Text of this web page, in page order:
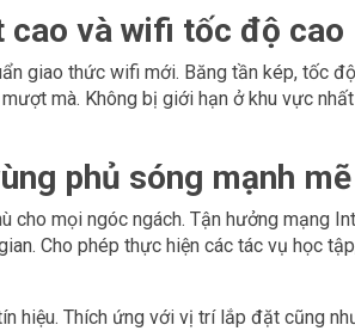
cao và wifi tốc độ cao
giao thức wifi mới. Băng tần kép, tốc
mà. Không bị giới hạn ở khu vực
phủ sóng mạnh mẽ
cho mọi ngóc ngách. Tận hưởng mạng
Cho phép thực hiện các tác vụ học
hiệu. Thích ứng với vị trí lắp đặt cũng